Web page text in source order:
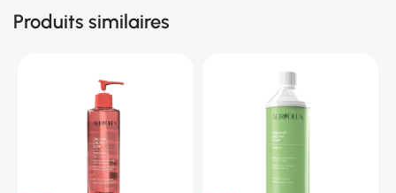
Produits similaires